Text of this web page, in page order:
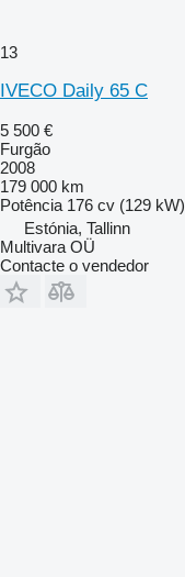
13
IVECO Daily 65 C
5 500 €
Furgão
2008
179 000 km
Potência 176 cv (129 kW)
Estónia, Tallinn
Multivara OÜ
Contacte o vendedor